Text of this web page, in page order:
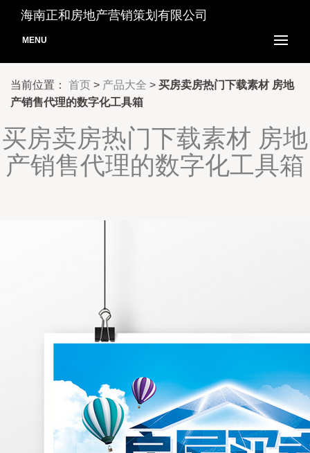
海南正和房地产营销策划有限公司
MENU
当前位置： 首页 > 产品大全 > 买房卖房热门下载素材 房地
产销售代理的数字化工具箱
买房卖房热门下载素材 房地
产销售代理的数字化工具箱